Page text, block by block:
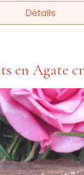
Détails
en Agate